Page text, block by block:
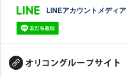
LINEアカウントメディア